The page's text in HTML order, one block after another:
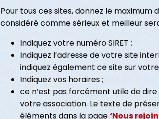
Pour tous ces sites, donnez le maximum
considéré comme sérieux et meilleur
Indiquez votre numéro SIRET ;
Indiquez l’adresse de votre site
indiquez également ce site sur
Indiquez vos horaires ;
ce n’est pas forcément utile de
votre association. Le texte de
éléments dans la page‘Nous